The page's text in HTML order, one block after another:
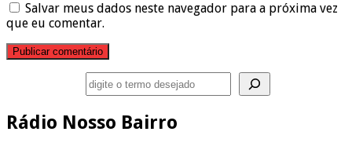
Salvar meus dados neste navegador para a próxima vez
que eu comentar.
Rádio Nosso Bairro